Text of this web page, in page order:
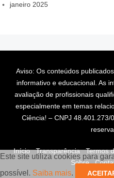
Este site utiliza cookies para
possível. Saiba mais.
janeiro 2025
Aviso: Os conteúdos
informativo e educacional. As
avaliação de profissionais
especialmente em temas
Ciência! – CNPJ 48.401.273/
Início Transparência Termos
Sobre